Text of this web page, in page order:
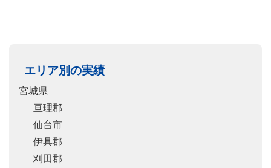
エリア別の実績
宮城県
亘理郡
仙台市
伊具郡
刈田郡